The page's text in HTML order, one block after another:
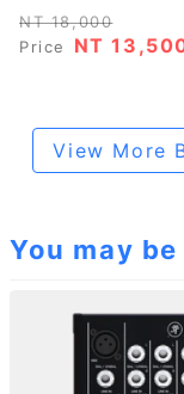
NT 18,000
Price
NT
View More
You may